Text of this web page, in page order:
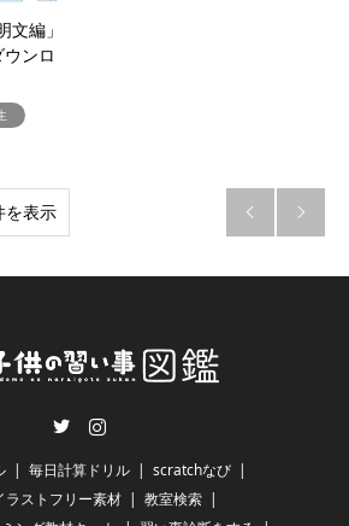
編」
ンロ
を表示  
毎日計算ドリル
scratchなび
ラストフリー素材
教室検索